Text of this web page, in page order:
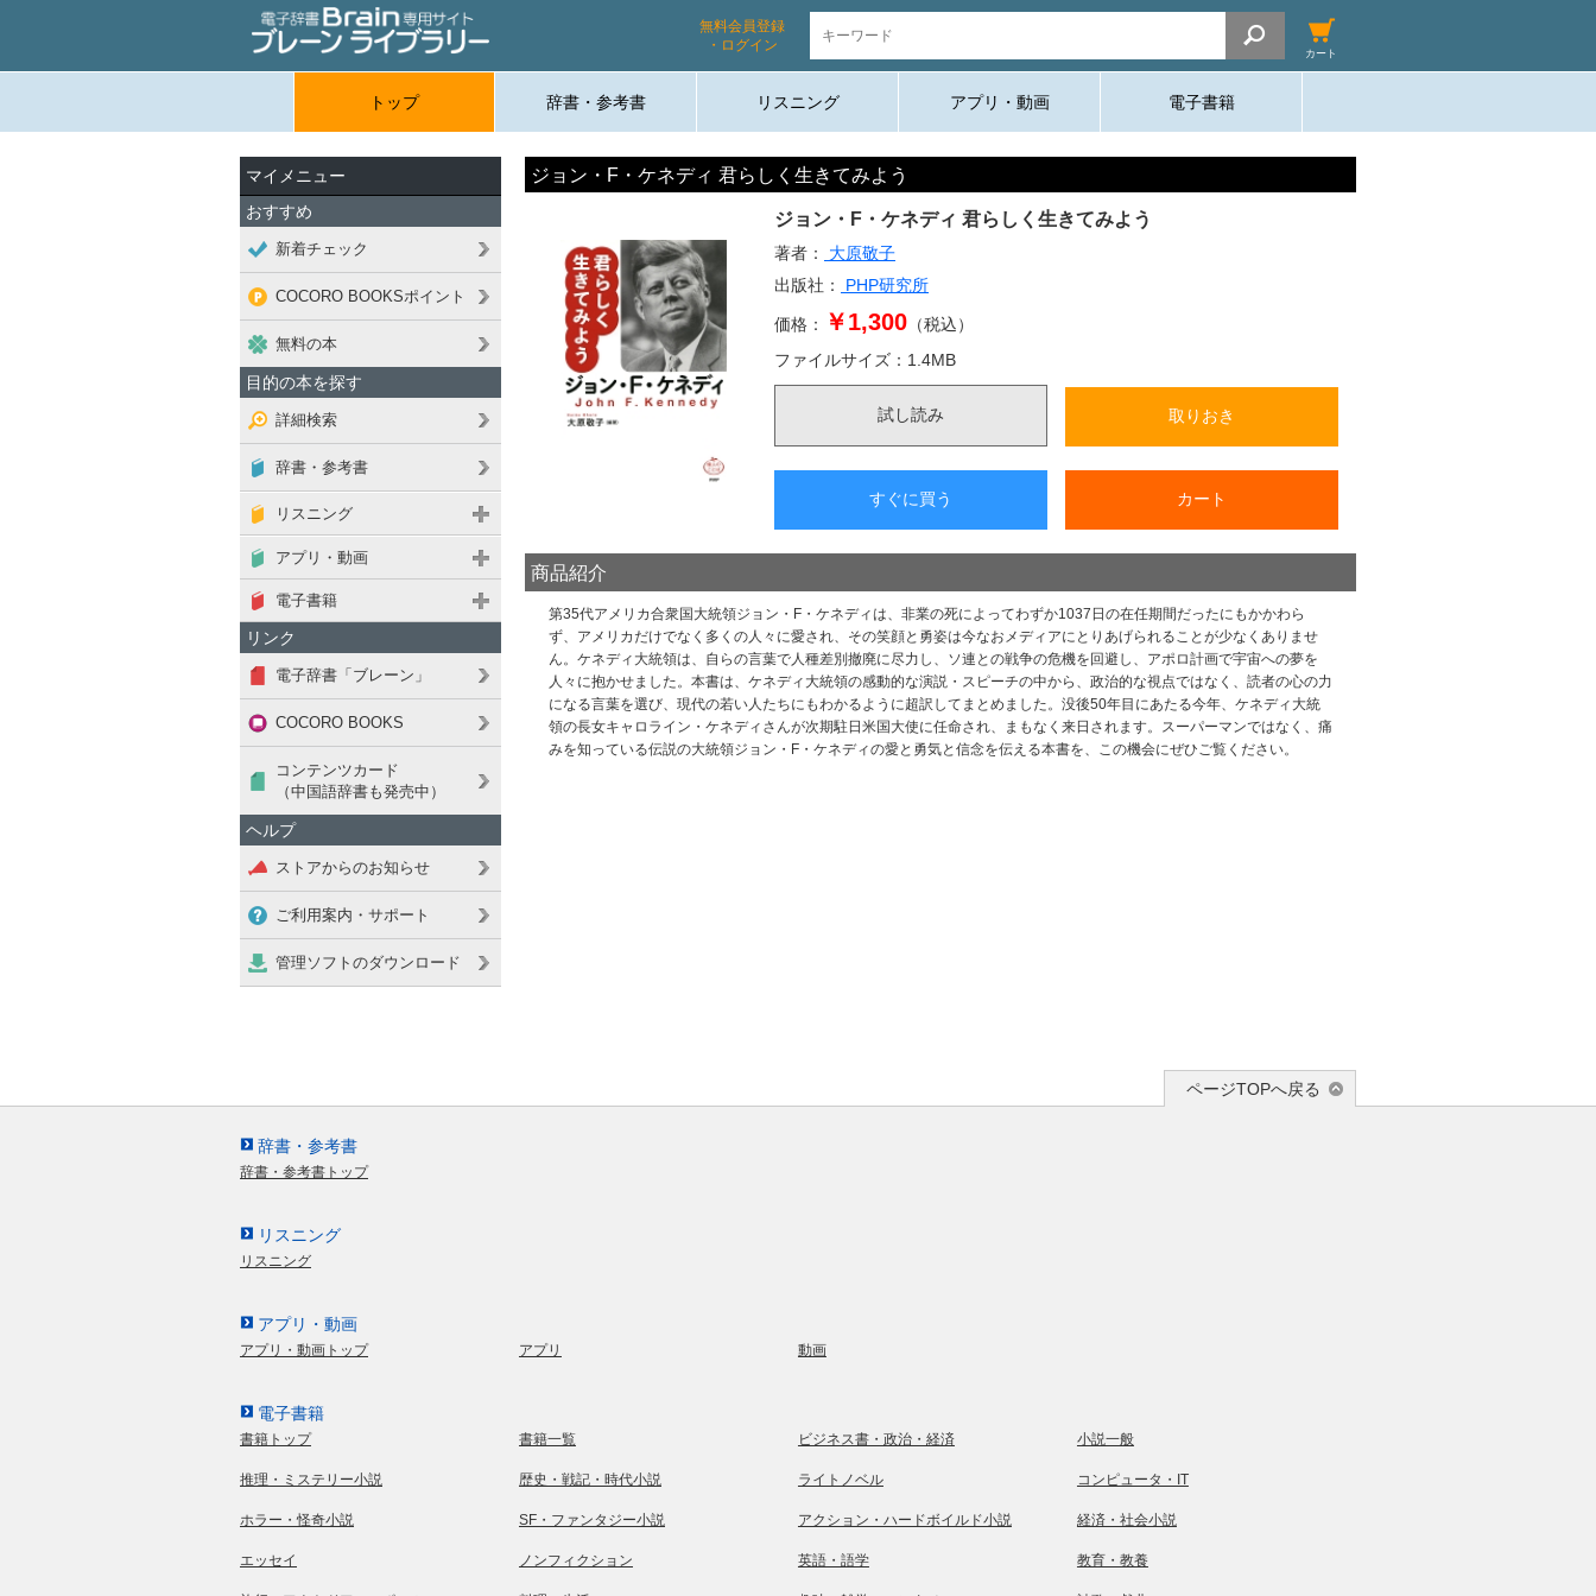
無料会員登録
・ログイン
カート
トップ 辞書・参考書 リスニング アプリ・動画 電子書籍
ジョン・F・ケネディ 君らしく生きてみよう
ジョン・F・ケネディ 君らしく生きてみよう
著者：
大原敬子
出版社：
PHP研究所
価格： ￥1,300 （税込）
ファイルサイズ： 1.4MB
試し読み 取りおき
すぐに買う カート
商品紹介
第35代アメリカ合衆国大統領ジョン・F・ケネディは、非業の死によってわずか1037日の在任期間だったにもかかわら
ず、アメリカだけでなく多くの人々に愛され、その笑顔と勇姿は今なおメディアにとりあげられることが少なくありませ
ん。ケネディ大統領は、自らの言葉で人種差別撤廃に尽力し、ソ連との戦争の危機を回避し、アポロ計画で宇宙への夢を
人々に抱かせました。本書は、ケネディ大統領の感動的な演説・スピーチの中から、政治的な視点ではなく、読者の心の力
になる言葉を選び、現代の若い人たちにもわかるように超訳してまとめました。没後50年目にあたる今年、ケネディ大統
領の長女キャロライン・ケネディさんが次期駐日米国大使に任命され、まもなく来日されます。スーパーマンではなく、痛
みを知っている伝説の大統領ジョン・F・ケネディの愛と勇気と信念を伝える本書を、この機会にぜひご覧ください。
マイメニュー
おすすめ
新着チェック
COCORO BOOKSポイント
無料の本
目的の本を探す
詳細検索
辞書・参考書
リスニング
アプリ・動画
電子書籍
リンク
電子辞書「ブレーン」
COCORO BOOKS
コンテンツカード
（中国語辞書も発売中）
ヘルプ
ストアからのお知らせ
ご利用案内・サポート
管理ソフトのダウンロード
辞書・参考書
辞書・参考書トップ
リスニング
リスニング
アプリ・動画
アプリ・動画トップ アプリ 動画
電子書籍
書籍トップ 書籍一覧 ビジネス書・政治・経済 小説一般
推理・ミステリー小説 歴史・戦記・時代小説 ライトノベル コンピュータ・IT
ホラー・怪奇小説 SF・ファンタジー小説 アクション・ハードボイルド小説 経済・社会小説
エッセイ ノンフィクション 英語・語学 教育・教養
ページTOPへ戻る